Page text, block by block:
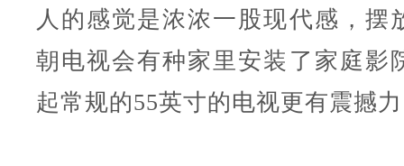
人的感觉是浓浓一股现代感，摆
朝电视会有种家里安装了家庭影
起常规的55英寸的电视更有震撼